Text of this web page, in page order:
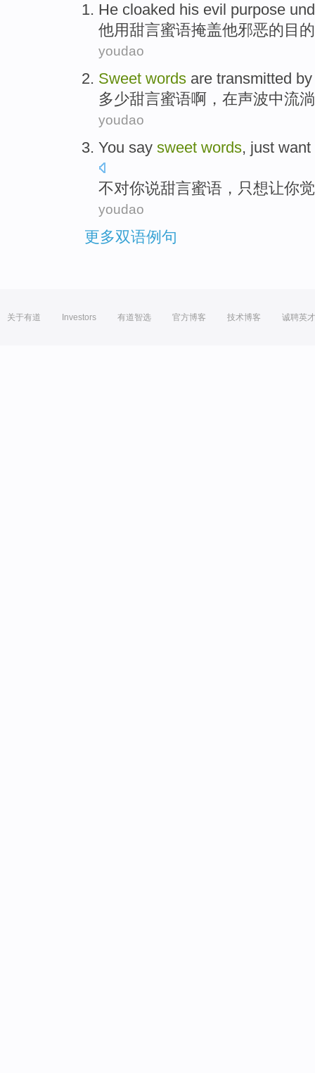
He cloaked his evil purpose
他用甜言蜜语掩盖他邪恶的目
youdao
Sweet words are transmitted
多少甜言蜜语啊， 在声波中流
youdao
You say sweet words, just want
不对你说甜言蜜语 ， 只想让你
youdao
更多双语例句
关于有道 Investors 有道智选 官方博客 技术博客 诚聘英才